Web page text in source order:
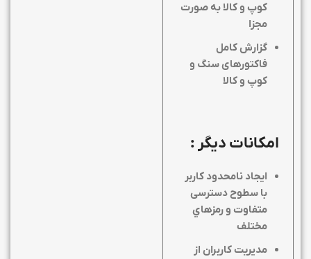
کوپ و کالا به صورت
مجزا
گزارش کامل
فاکتورهای سنگ و
کوپ و کالا
امکانات دیگر :
ايجاد نامحدود كاربر
با سطوح دسترسی
متفاوت و رمزهاي
مختلف
مدیریت کاربران از